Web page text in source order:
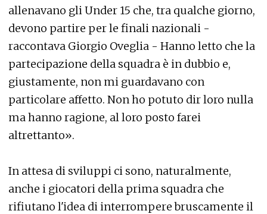
allenavano gli Under 15 che, tra qualche giorno,
devono partire per le finali nazionali -
raccontava Giorgio Oveglia - Hanno letto che la
partecipazione della squadra è in dubbio e,
giustamente, non mi guardavano con
particolare affetto. Non ho potuto dir loro nulla
ma hanno ragione, al loro posto farei
altrettanto».
In attesa di sviluppi ci sono, naturalmente,
anche i giocatori della prima squadra che
rifiutano l'idea di interrompere bruscamente il